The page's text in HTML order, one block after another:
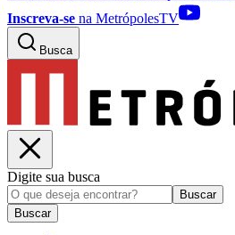
Inscreva-se na MetrópolesTV
Busca
Digite sua busca
Buscar
Buscar